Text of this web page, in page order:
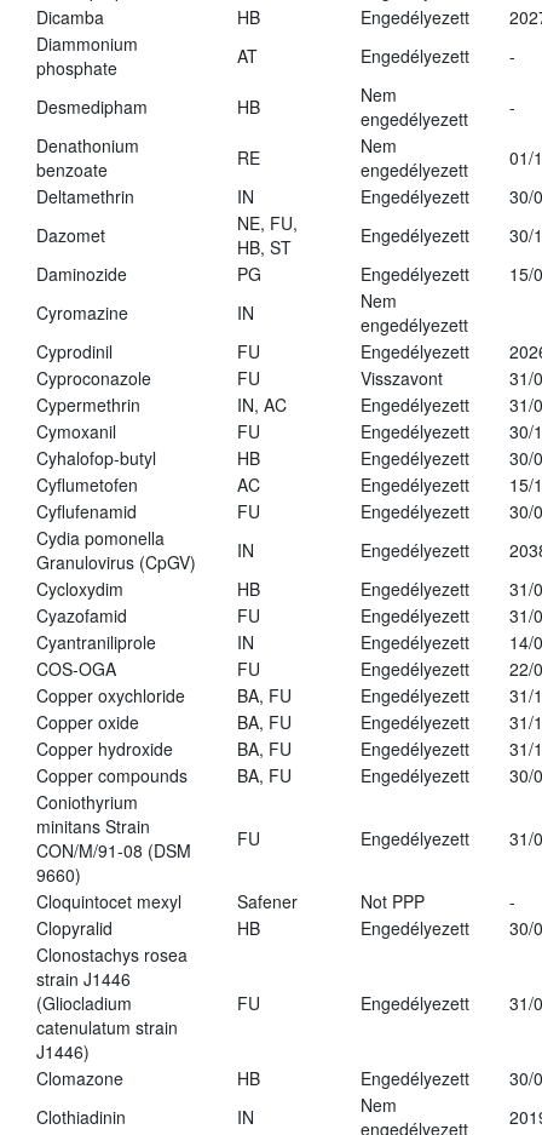
Dicamba
HB Engedélyezett
Diammonium
phosphate
AT Engedélyezett -
Desmedipham HB
Nem
engedélyezett
-
Denathonium
benzoate
RE
Nem
engedélyezett
01/
Deltamethrin
IN Engedélyezett
30/
Dazomet
NE, FU,
HB, ST
Engedélyezett
30/
Daminozide
PG Engedélyezett
15/
Cyromazine
IN
Nem
engedélyezett
Cyprodinil
FU Engedélyezett
Cyproconazole
FU Visszavont
31/
Cypermethrin
IN, AC Engedélyezett
31/
Cymoxanil
FU Engedélyezett
30/
Cyhalofop-butyl
HB Engedélyezett
30/
Cyflumetofen
AC Engedélyezett
15/
Cyflufenamid
FU Engedélyezett
30/
Cydia pomonella
Granulovirus (CpGV)
IN Engedélyezett
Cycloxydim
HB Engedélyezett
31/
Cyazofamid
FU Engedélyezett
31/
Cyantraniliprole
IN Engedélyezett
14/
COS-OGA
FU Engedélyezett
22/
Copper oxychloride
BA, FU Engedélyezett
31/
Copper oxide
BA, FU Engedélyezett
31/
Copper hydroxide
BA, FU Engedélyezett
31/
Copper compounds
BA, FU Engedélyezett
30/
Coniothyrium
minitans Strain
CON/M/91-08 (DSM
9660)
FU Engedélyezett 31/
Cloquintocet mexyl Safener Not PPP
-
Clopyralid
HB Engedélyezett
30/
Clonostachys rosea
strain J1446
(Gliocladium
catenulatum strain
J1446)
FU Engedélyezett 31/
Clomazone HB Engedélyezett
30/
Clothiadinin
IN
Nem
engedélyezett